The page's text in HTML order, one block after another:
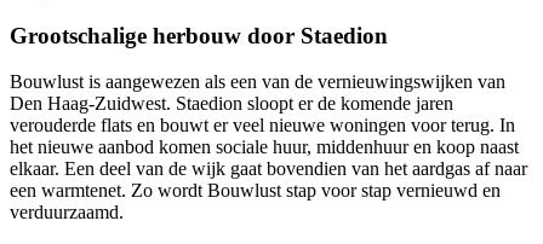
Grootschalige herbouw door Staedion
Bouwlust is aangewezen als een van de vernieuwingswijken van
Den Haag-Zuidwest. Staedion sloopt er de komende jaren
verouderde flats en bouwt er veel nieuwe woningen voor terug. In
het nieuwe aanbod komen sociale huur, middenhuur en koop naast
elkaar. Een deel van de wijk gaat bovendien van het aardgas af naar
een warmtenet. Zo wordt Bouwlust stap voor stap vernieuwd en
verduurzaamd.